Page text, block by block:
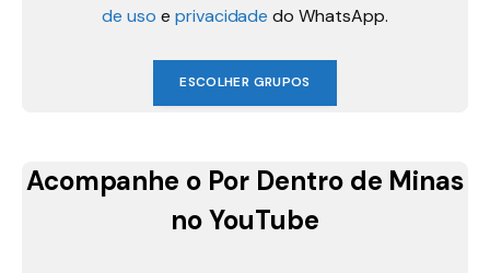
de uso e privacidade do WhatsApp.
ESCOLHER GRUPOS
Acompanhe o Por Dentro de Minas
no YouTube